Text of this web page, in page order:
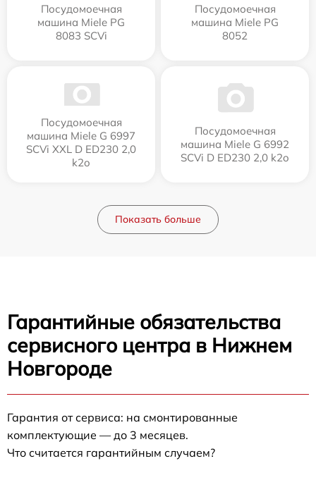
Посудомоечная
машина Miele PG
8083 SCVi
Посудомоечная
машина Miele PG
8052
Посудомоечная
машина Miele G 6997
SCVi XXL D ED230 2,0
k2o
Посудомоечная
машина Miele G 6992
SCVi D ED230 2,0 k2o
Показать больше
Гарантийные обязательства
сервисного центра в Нижнем
Новгороде
Гарантия от сервиса: на смонтированные
комплектующие — до 3 месяцев.
Что считается гарантийным случаем?